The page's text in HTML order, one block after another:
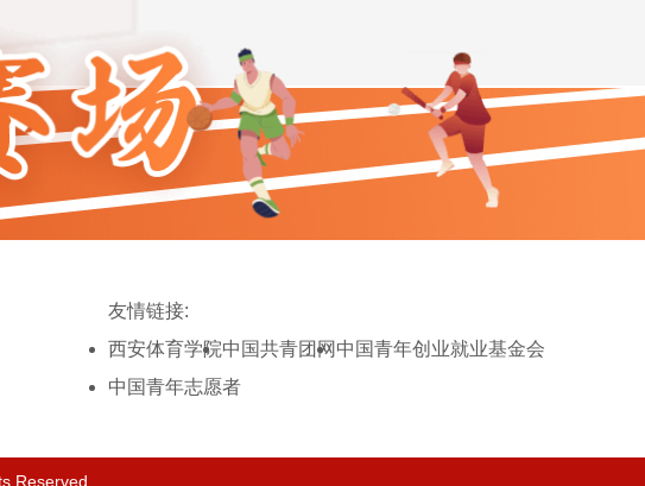
友情链接:
西安体育学院中国共青团网 中国青年创业就业基金会
中国青年志愿者
Reserved